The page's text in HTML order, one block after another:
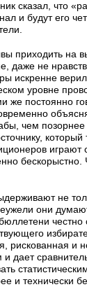
сказал, что
и будут его
приходить на
даже не
искренне
уровне
же постоянно
чем
не
они
рискованная и
дает
технически